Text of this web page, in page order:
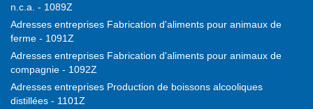
n.c.a. - 1089Z
Adresses entreprises Fabrication d'aliments pour animaux de
ferme - 1091Z
Adresses entreprises Fabrication d'aliments pour animaux de
compagnie - 1092Z
Adresses entreprises Production de boissons alcooliques
distillées - 1101Z